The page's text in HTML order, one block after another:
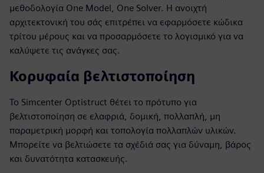
μεθοδολογία One Model, One Solver. Η ανοιχτή
αρχιτεκτονική του σάς επιτρέπει να εφαρμόσετε κώδικα
τρίτου μέρους και να προσαρμόσετε το λογισμικό για να
καλύψετε τις ανάγκες σας.
Κορυφαία βελτιστοποίηση
Το Simcenter Optistruct θέτει το πρότυπο για
βελτιστοποίηση σε ελαφριά, δομική, πολλαπλή, μη
παραμετρική μορφή και τοπολογία πολλαπλών υλικών.
Μπορείτε να βελτιώσετε τα σχέδιά σας για δύναμη, βάρος
και δυνατότητα κατασκευής.